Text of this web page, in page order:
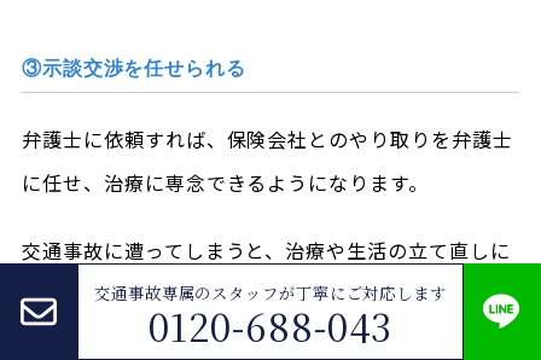
③示談交渉を任せられる
弁護士に依頼すれば、保険会社とのやり取りを弁護士
に任せ、治療に専念できるようになります。
交通事故に遭ってしまうと、治療や生活の立て直しに
専念したいにもかかわらず、加害者側の保険会社との
やり取りに追われて強いストレスを感じる方も少なく
交通事故専属のスタッフが丁寧にご対応します
0120-688-043